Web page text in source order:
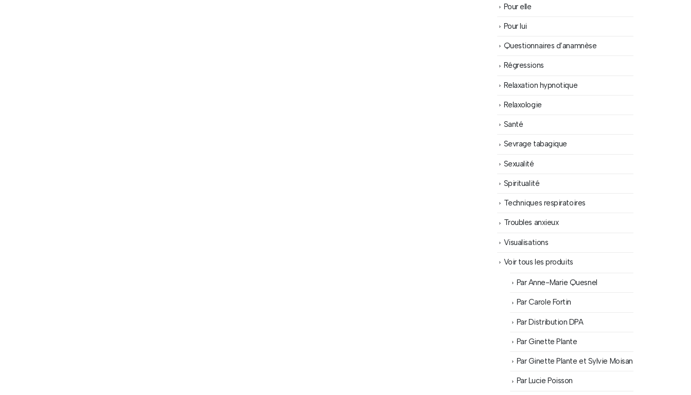
Pour elle
Pour lui
Questionnaires d’anamnèse
Régressions
Relaxation hypnotique
Relaxologie
Santé
Sevrage tabagique
Sexualité
Spiritualité
Techniques respiratoires
Troubles anxieux
Visualisations
Voir tous les produits
Par Anne-Marie Quesnel
Par Carole Fortin
Par Distribution DPA
Par Ginette Plante
Par Ginette Plante et Sylvie Moisan
Par Lucie Poisson